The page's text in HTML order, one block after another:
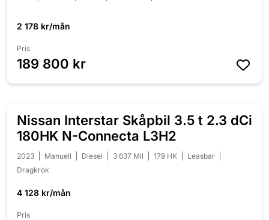
2 178 kr/mån
Pris
189 800 kr
Nissan Interstar Skåpbil 3.5 t 2.3 dCi
180HK N-Connecta L3H2
2023 Manuell Diesel 3 637 Mil 179 HK
Leasbar
Dragkrok
4 128 kr/mån
Pris